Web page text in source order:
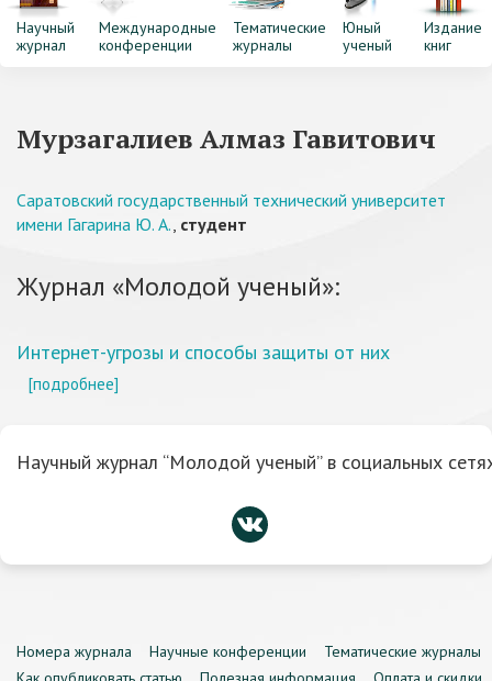
Научный
журнал
Международные
конференции
Тематические
журналы
Юный
ученый
Издание
книг
Мурзагалиев Алмаз Гавитович
Саратовский государственный технический университет
имени Гагарина Ю. А., студент
Журнал «Молодой ученый»:
Интернет-угрозы и способы защиты от них
[подробнее]
Научный журнал “Молодой ученый” в социальных
Номера журнала Научные конференции
Тематические журналы